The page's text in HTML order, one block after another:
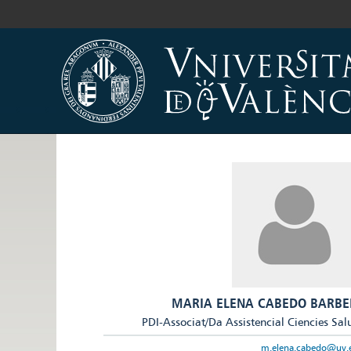
MARIA ELENA CABEDO
PDI-Associat/Da Assistencial Ciencies